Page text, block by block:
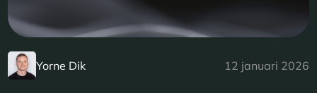
Yorne Dik 12 januari 2026